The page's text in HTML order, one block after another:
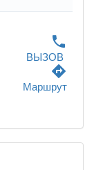
phone
ВЫЗОВ
directions
Маршрут